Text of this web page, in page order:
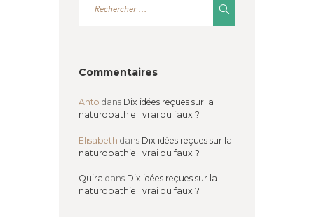
Commentaires
Anto dans Dix idées reçues sur la
naturopathie : vrai ou faux ?
Elisabeth dans Dix idées reçues sur la
naturopathie : vrai ou faux ?
Quira dans Dix idées reçues sur la
naturopathie : vrai ou faux ?